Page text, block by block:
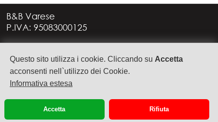
Questo sito utilizza i cookie. Cliccando su Accetta
acconsenti nell`utilizzo dei Cookie.
Informativa estesa
Accetta Rifiuta
B&B Varese
P.IVA: 95083000125
21949 CASTRONNO (VA)
+39 335 6088957
info@bbvarese.it
cookie